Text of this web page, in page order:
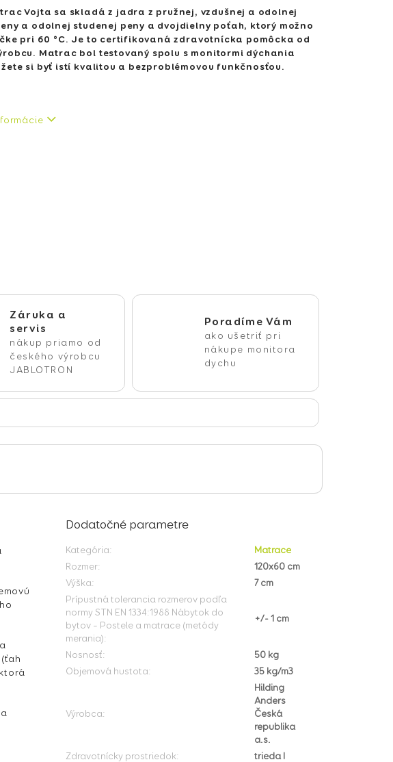
Vojta sa skladá z jadra z pružnej, vzdušnej a odolnej
a odolnej studenej peny a dvojdielny poťah, ktorý možno
pri 60 °C. Je to certifikovaná zdravotnícka pomôcka od
Matrac bol testovaný spolu s monitormi dýchania
si byť istí kvalitou a bezproblémovou funkčnosťou.
Záruka a
servis
nákup priamo od
českého výrobcu
JABLOTRON
Poradíme Vám
ako ušetriť pri
nákupe monitora
dychu
(ťah
Dodatočné parametre
Kategória:
Matrace
Rozmer:
120x60 cm
Výška:
7 cm
Prípustná tolerancia rozmerov podľa
normy STN EN 1334:1988 Nábytok do
bytov – Postele a matrace (metódy
merania):
+/- 1 cm
Nosnosť:
50 kg
Objemová hustota: 35 kg/m3
Výrobca:
Hilding
Anders
Česká
republika
a.s.
Zdravotnícky prostriedok: trieda I